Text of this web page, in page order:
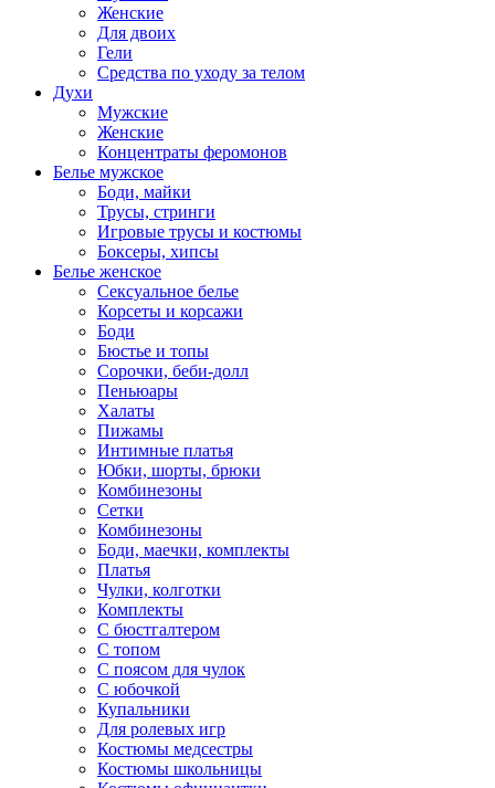
Женские
Для двоих
Гели
Средства по уходу за телом
Духи
Мужские
Женские
Концентраты феромонов
Белье мужское
Боди, майки
Трусы, стринги
Игровые трусы и костюмы
Боксеры, хипсы
Белье женское
Сексуальное белье
Корсеты и корсажи
Боди
Бюстье и топы
Сорочки, беби-долл
Пеньюары
Халаты
Пижамы
Интимные платья
Юбки, шорты, брюки
Комбинезоны
Сетки
Комбинезоны
Боди, маечки, комплекты
Платья
Чулки, колготки
Комплекты
С бюстгалтером
С топом
С поясом для чулок
С юбочкой
Купальники
Для ролевых игр
Костюмы медсестры
Костюмы школьницы